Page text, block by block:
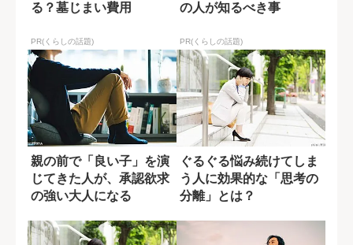
る？墓じまい費用
PR(くらしの話題)
の人が知るべき事
PR(くらしの話題)
親の前で「良い子」を演
じてきた人が、承認欲求
の強い大人になる
ぐるぐる悩み続けてしま
う人に効果的な「思考の
分離」とは？